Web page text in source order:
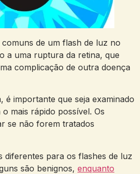
comuns de um flash de luz no
a uma ruptura da retina, que
complicação de outra doença
é importante que seja examinado
mais rápido possível. Os
se não forem tratados
diferentes para os flashes de luz
são benignos, enquanto